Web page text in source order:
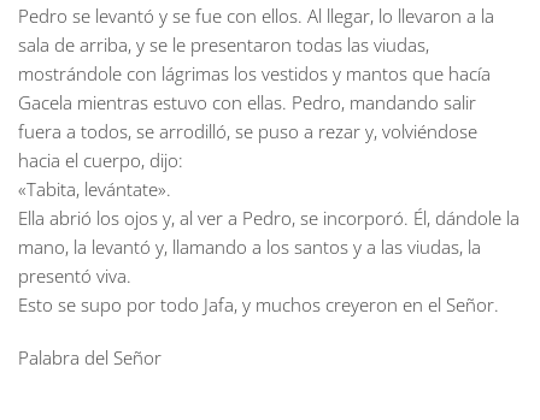
Pedro se levantó y se fue con ellos. Al llegar, lo llevaron a la
sala de arriba, y se le presentaron todas las viudas,
mostrándole con lágrimas los vestidos y mantos que hacía
Gacela mientras estuvo con ellas. Pedro, mandando salir
fuera a todos, se arrodilló, se puso a rezar y, volviéndose
hacia el cuerpo, dijo:
«Tabita, levántate».
Ella abrió los ojos y, al ver a Pedro, se incorporó. Él, dándole la
mano, la levantó y, llamando a los santos y a las viudas, la
presentó viva.
Esto se supo por todo Jafa, y muchos creyeron en el Señor.
Palabra del Señor